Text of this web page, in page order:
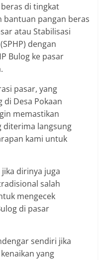
di tingkat
bantuan pangan beras
atau Stabilisasi
dengan
Bulog ke pasar
pasar, yang
Desa Pokaan
memastikan
diterima langsung
kami untuk
dirinya juga
salah
mengecek
di pasar
sendiri jika
yang